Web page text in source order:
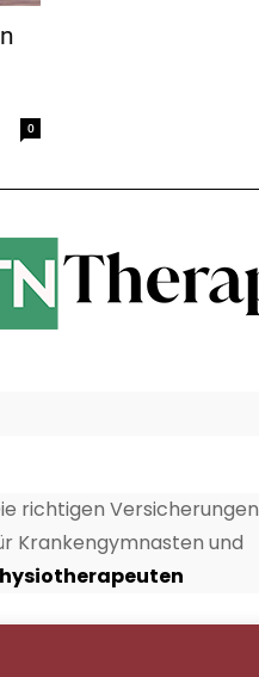
0
richtigen Versicherungen
Krankengymnasten und